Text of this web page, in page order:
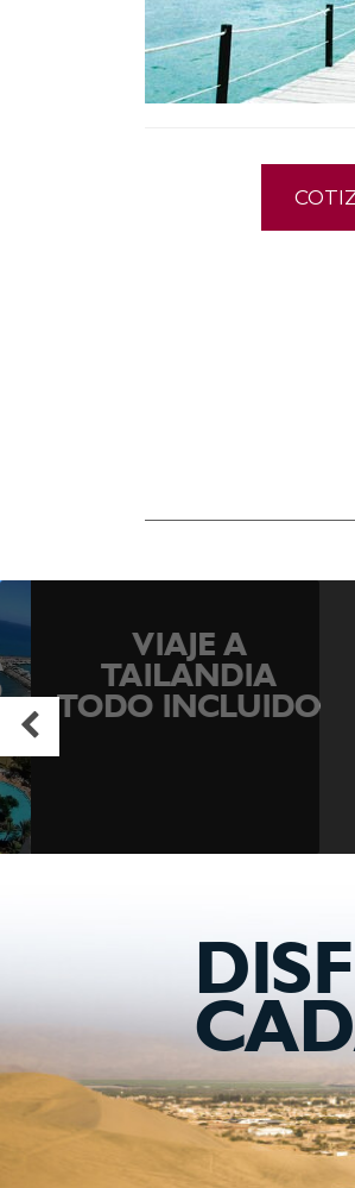
VIAJE A
TAILANDIA
TODO INCLUIDO